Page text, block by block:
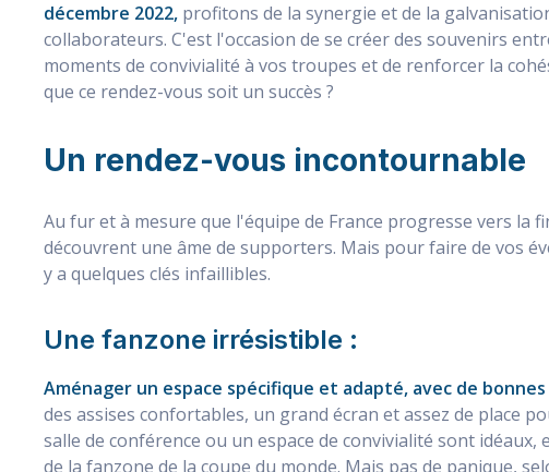
décembre 2022, profitons de la synergie et de la
collaborateurs. C'est l'occasion de se créer des souvenirs
moments de convivialité à vos troupes et de renforcer la
que ce rendez-vous soit un succès ?
Un rendez-vous incontournable
Au fur et à mesure que l'équipe de France progresse vers la
découvrent une âme de supporters. Mais pour faire de vos
y a quelques clés infaillibles.
Une fanzone irrésistible :
Aménager un espace spécifique et adapté, avec de
des assises confortables, un grand écran et assez de place
salle de conférence ou un espace de convivialité sont
de la fanzone de la coupe du monde. Mais pas de panique,